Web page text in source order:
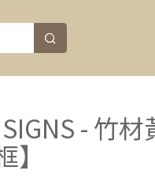
- 竹
】